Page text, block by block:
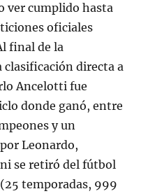
ver cumplido hasta
oficiales
final de la
directa a
Ancelotti fue
donde ganó, entre
y un
Leonardo,
se retiró del fútbol
temporadas, 999